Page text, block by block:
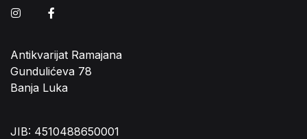
Instagram
Antikvarijat Ramajana
Gundulićeva 78
Banja Luka
JIB: 4510488650001